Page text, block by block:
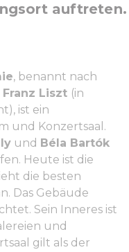
auftreten.
, benannt nach
Franz Liszt (in
ist ein
und Konzertsaal.
und Béla Bartók
Heute ist die
die besten
Das Gebäude
Sein Inneres ist
und
gilt als der